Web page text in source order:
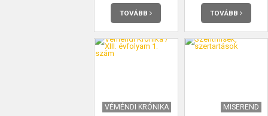
TOVÁBB TOVÁBB
VÉMÉNDI KRÓNIKA MISEREND